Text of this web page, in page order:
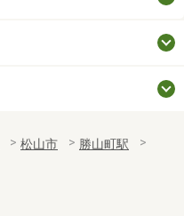
松山市
勝山町駅